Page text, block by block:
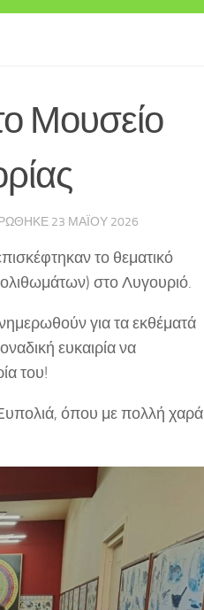
Μουσείο
23 ΜΑΪ́ΟΥ 2026
το θεματικό
στο Λυγουριό.
για τα εκθέματά
ευκαιρία να
του!
όπου με πολλή χαρά